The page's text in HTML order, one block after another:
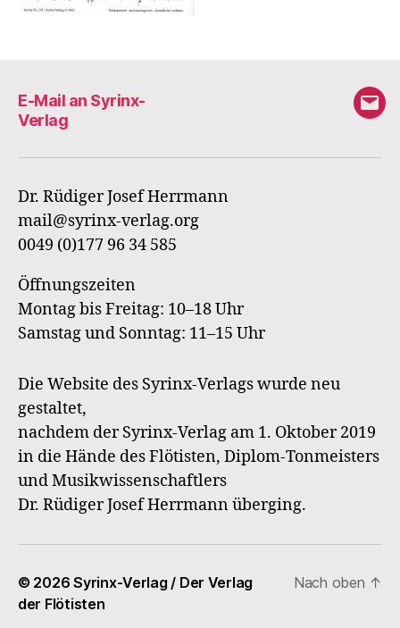
E-Mail an Syrinx-
Verlag
E-
an
Dr. Rüdiger Josef Herrmann
mail@syrinx-verlag.org
0049 (0)177 96 34 585
Öffnungszeiten
Montag bis Freitag: 10–18 Uhr
Samstag und Sonntag: 11–15 Uhr
Die Website des Syrinx-Verlags wurde neu
gestaltet,
nachdem der Syrinx-Verlag am 1. Oktober 2019
in die Hände des Flötisten, Diplom-Tonmeisters
und Musikwissenschaftlers
Dr. Rüdiger Josef Herrmann überging.
© 2026Syrinx-Verlag / Der Verlag
der Flötisten
Nach oben ↑